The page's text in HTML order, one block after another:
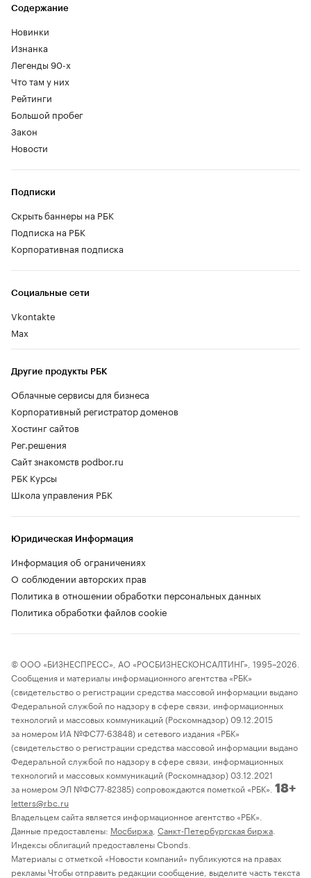
Содержание
Новинки
Изнанка
Легенды 90-х
Что там у них
Рейтинги
Большой пробег
Закон
Новости
Социальные сети
Vkontakte
Max
Другие продукты РБК
Облачные сервисы для бизнеса
Корпоративный регистратор доменов
Хостинг сайтов
Рег.решения
Сайт знакомств podbor.ru
РБК Курсы
Школа управления РБК
Подписки
Скрыть баннеры на РБК
Подписка на РБК
Корпоративная подписка
Юридическая Информация
Информация об ограничениях
О соблюдении авторских прав
Политика в отношении обработки персональных данных
Политика обработки файлов cookie
© ООО «БИЗНЕСПРЕСС», АО «РОСБИЗНЕСКОНСАЛТИНГ», 1995–2026.
Сообщения и материалы информационного агентства «РБК»
(свидетельство о регистрации средства массовой информации выдано
Федеральной службой по надзору в сфере связи, информационных
технологий и массовых коммуникаций (Роскомнадзор) 09.12.2015
за номером ИА №ФС77-63848) и сетевого издания «РБК»
(свидетельство о регистрации средства массовой информации выдано
Федеральной службой по надзору в сфере связи, информационных
технологий и массовых коммуникаций (Роскомнадзор) 03.12.2021
за номером ЭЛ №ФС77-82385) сопровождаются пометкой «РБК». 18+
letters@rbc.ru
Владельцем сайта является информационное агентство «РБК».
Данные предоставлены: Мосбиржа Санкт-Петербургская биржа
Индексы облигаций предоставлены Cbonds.
Материалы с отметкой «Новости компаний» публикуются на правах
рекламы Чтобы отправить редакции сообщение, выделите часть текста